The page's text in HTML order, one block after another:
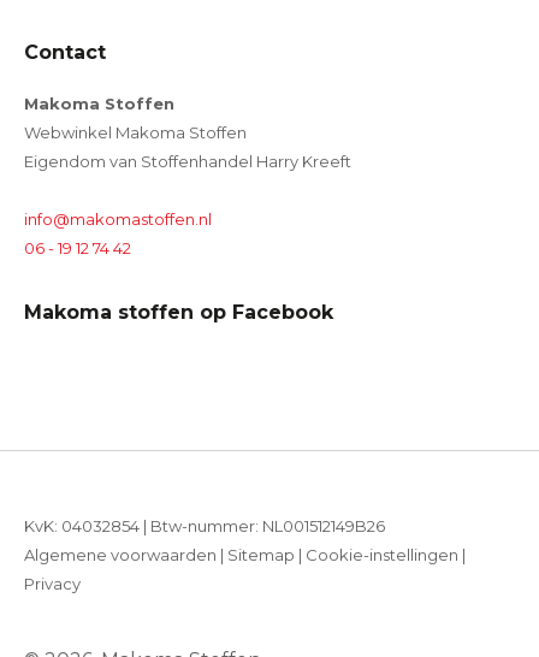
Contact
Makoma Stoffen
Webwinkel Makoma Stoffen
Eigendom van Stoffenhandel Harry Kreeft
info@makomastoffen.nl
06 - 19 12 74 42
Makoma stoffen op Facebook
KvK: 04032854 | Btw-nummer: NL001512149B26
Algemene voorwaarden | Sitemap | Cookie-instellingen |
Privacy